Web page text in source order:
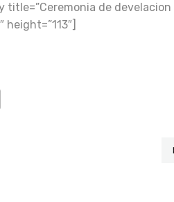
title=”Ceremonia de
height=”113″]